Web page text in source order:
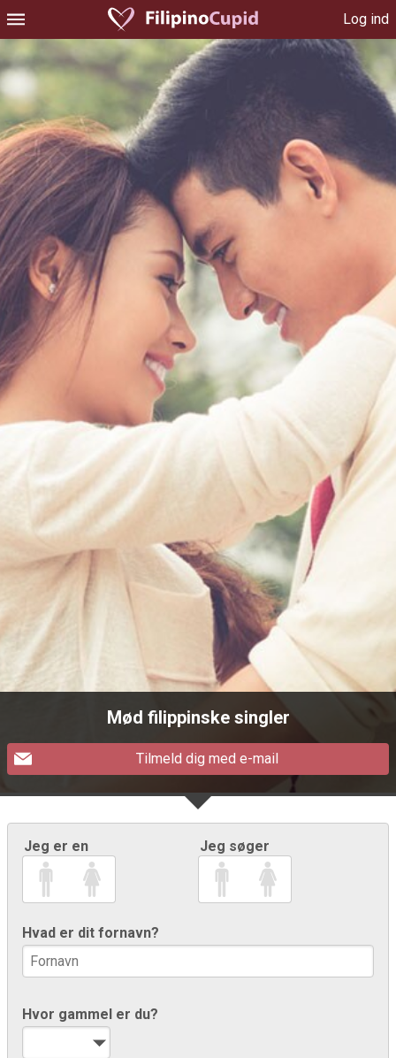
Log ind
Mød filippinske singler
Tilmeld dig med e-mail
Jeg er en Jeg søger
Hvad er dit fornavn?
Hvor gammel er du?